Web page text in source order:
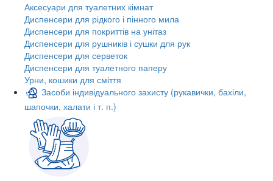
Аксесуари для туалетних кімнат
Диспенсери для рідкого і пінного мила
Диспенсери для покриттів на унітаз
Диспенсери для рушників і сушки для рук
Диспенсери для серветок
Диспенсери для туалетного паперу
Урни, кошики для сміття
Засоби індивідуального захисту (рукавички, бахіли,
шапочки, халати і т. п.)